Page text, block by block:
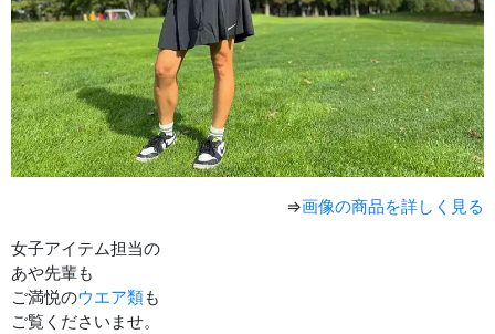
⇒画像の商品を詳しく見る
女子アイテム担当の
あや先輩も
ご満悦のウエア類も
ご覧くださいませ。